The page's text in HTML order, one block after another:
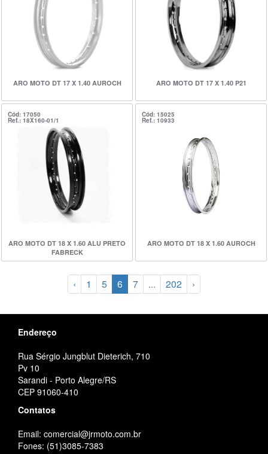
ARO MOTO DT 17 X 1.40 AUROCH ARO MOTO DT 17 X 1.40 P21
Cód: 17050
Ref.: 18X160-01/1
ARO MOTO DT 18 X 1.60 ALU PRETO
FABRECK
Cód: 15025
Ref.: 10933
ARO MOTO DT 18 X 1.60 AUROCH
‹ 1 5 6 7 ... 202 ›
Endereço
Rua Sérgio Jungblut Dieterich, 710
Pv 10
Sarandi - Porto Alegre/RS
CEP 91060-410
Contatos
Email: comercial@jrmoto.com.br
Fones: (51)3085-7383